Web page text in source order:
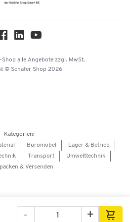
- +
Shop alle Angebote zzgl. MwSt.
© Schäfer Shop 2026
Kategorien:
Büromöbel
Lager & Betrieb
Transport
Umwelttechnik
& Versenden